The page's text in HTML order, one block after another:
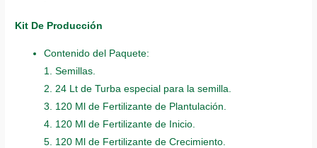
Kit De Producción
Contenido del Paquete:
1. Semillas.
2. 24 Lt de Turba especial para la semilla.
3. 120 Ml de Fertilizante de Plantulación.
4. 120 Ml de Fertilizante de Inicio.
5. 120 Ml de Fertilizante de Crecimiento.